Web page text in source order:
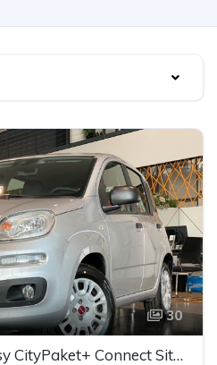
30
Fiat Panda 1.2 8V Easy CityPaket+ Connect Sitzhzg DAB